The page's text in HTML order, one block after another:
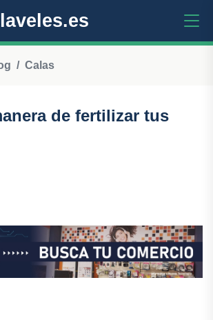
Calas
de fertilizar tus